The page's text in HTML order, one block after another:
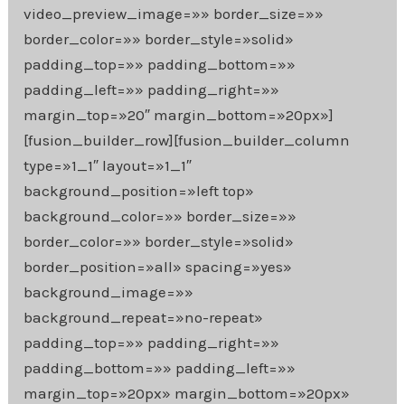
video_preview_image=»» border_size=»»
border_color=»» border_style=»solid»
padding_top=»» padding_bottom=»»
padding_left=»» padding_right=»»
margin_top=»20″ margin_bottom=»20px»]
[fusion_builder_row][fusion_builder_column
type=»1_1″ layout=»1_1″
background_position=»left top»
background_color=»» border_size=»»
border_color=»» border_style=»solid»
border_position=»all» spacing=»yes»
background_image=»»
background_repeat=»no-repeat»
padding_top=»» padding_right=»»
padding_bottom=»» padding_left=»»
margin_top=»20px» margin_bottom=»20px»